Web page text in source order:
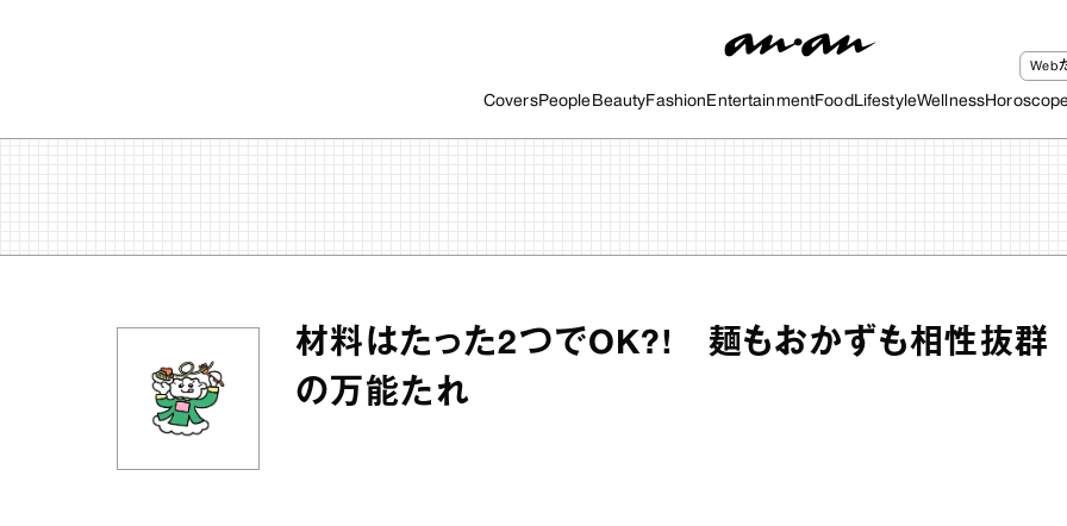
CoversPeople BeautyFashion EntertainmentFood LifestyleWellness
Web
材料はたった2つでOK?! 麺もおかずも相性抜群
の万能たれ